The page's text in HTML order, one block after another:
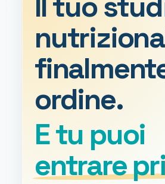
ordine.
E tu puoi
entrare